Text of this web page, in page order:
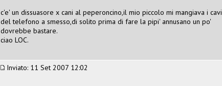
c'e' un dissuasore x cani al peperoncino,il mio piccolo mi mangiava i cavi
del telefono a smesso,di solito prima di fare la pipi' annusano un po'
dovrebbe bastare.
ciao LOC.
Inviato: 11 Set 2007 12:02